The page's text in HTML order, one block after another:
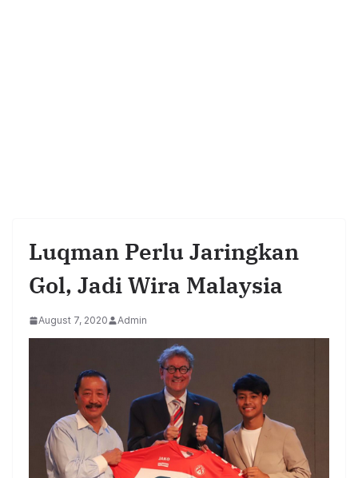
Luqman Perlu Jaringkan
Gol, Jadi Wira Malaysia
August 7, 2020 Admin